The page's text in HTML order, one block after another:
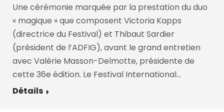
Une cérémonie marquée par la prestation du duo
« magique » que composent Victoria Kapps
(directrice du Festival) et Thibaut Sardier
(président de l’ADFIG), avant le grand entretien
avec Valérie Masson-Delmotte, présidente de
cette 36e édition. Le Festival International…
Détails